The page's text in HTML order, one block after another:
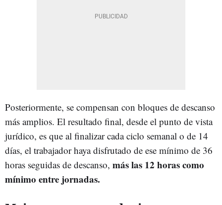
Posteriormente, se compensan con bloques de descanso
más amplios. El resultado final, desde el punto de vista
jurídico, es que al finalizar cada ciclo semanal o de 14
días, el trabajador haya disfrutado de ese mínimo de 36
horas seguidas de descanso, más las 12 horas como
mínimo entre jornadas.